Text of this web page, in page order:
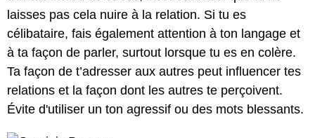
laisses pas cela nuire à la relation. Si tu es
célibataire, fais également attention à ton langage et
à ta façon de parler, surtout lorsque tu es en colère.
Ta façon de t’adresser aux autres peut influencer tes
relations et la façon dont les autres te perçoivent.
Évite d'utiliser un ton agressif ou des mots blessants.